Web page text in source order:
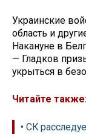
Украинские
область и
Накануне в
— Гладков
укрыться в
Читайте также:
• СК